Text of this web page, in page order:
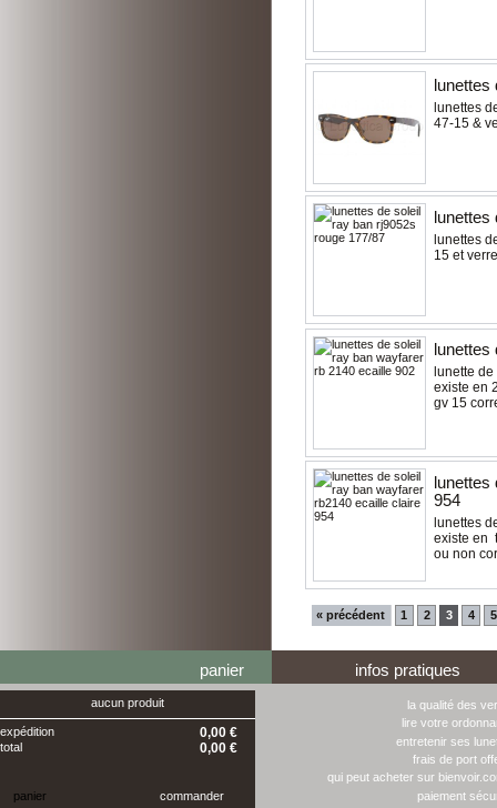
lunettes
47-15 &
lunettes
15 et
lunette
existe en
gv 15
954
lunettes
existe en
ou non
« précédent 1 2 3 4 5
panier
aucun produit
expédition 0,00 €
total 0,00 €
panier commander
infos pratiques
la qualité des
lire votre
entretenir ses
frais de port
qui peut acheter sur
paiement